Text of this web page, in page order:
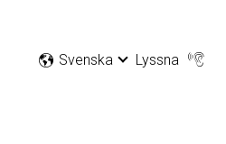
Svenska Lyssna